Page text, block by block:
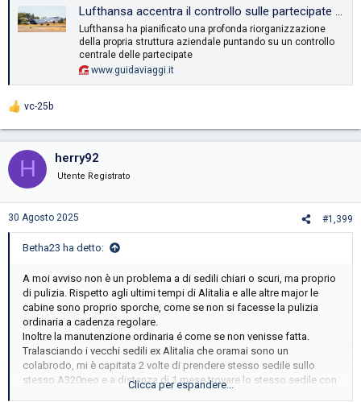
Lufthansa accentra il controllo sulle partecipate - GuidaViaggi
Lufthansa ha pianificato una profonda riorganizzazione
della propria struttura aziendale puntando su un controllo
centrale delle partecipate
www.guidaviaggi.it
R
t
i
n
s
vc-25b
H herry92
Utente Registrato
30 Agosto 2025 #1,399
Betha23 ha detto:
A moi avviso non è un problema a di sedili chiari o scuri, ma proprio
di pulizia. Rispetto agli ultimi tempi di Alitalia e alle altre major le
cabine sono proprio sporche, come se non si facesse la pulizia
ordinaria a cadenza regolare.
Inoltre la manutenzione ordinaria é come se non venisse fatta.
Tralasciando i vecchi sedili ex Alitalia che oramai sono un
colabrodo, mi è capitata 2 volte di prendere stesso sedile sullo
stesso A320neo e a distanza di 1 mese trovare lo stesso sedile con
il recline bloccato.( fila 4 per giunta, una utilizzata per la business )
Clicca per espandere...